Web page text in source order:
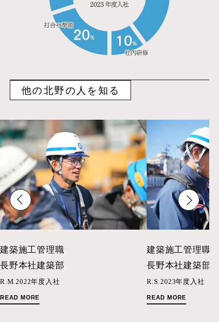
他の北野の人を知る
建築施工管理職
長野本社建築部
R.M. 2022年度入社
READ MORE
建築施工管理職
長野本社建築部
R.S. 2023年度入社
READ MORE